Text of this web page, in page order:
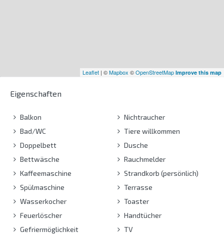
Leaflet | ©Mapbox ©OpenStreetMap Improve this map
Eigenschaften
Balkon
Bad/WC
Doppelbett
Bettwäsche
Kaffeemaschine
Spülmaschine
Wasserkocher
Feuerlöscher
Gefriermöglichkeit
Nichtraucher
Tiere willkommen
Dusche
Rauchmelder
Strandkorb (persönlich)
Terrasse
Toaster
Handtücher
TV